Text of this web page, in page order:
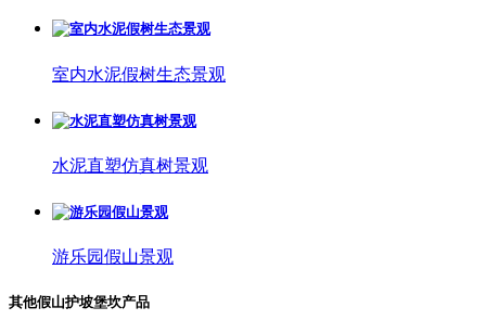
室内水泥假树生态景观
水泥直塑仿真树景观
游乐园假山景观
其他假山护坡堡坎产品